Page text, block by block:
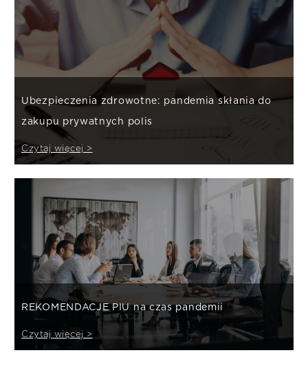
Ubezpieczenia zdrowotne: pandemia skłania do
zakupu prywatnych polis
Czytaj więcej >
REKOMENDACJE PIU na czas pandemii
Czytaj więcej >